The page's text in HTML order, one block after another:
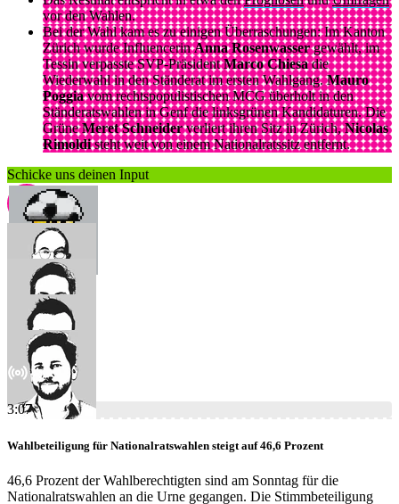
vor den Wahlen.
Bei der Wahl kam es zu einigen Überraschungen: Im Kanton
Zürich wurde InfluencerinAnna Rosenwassergewählt, im
Tessin verpasste SVP-PräsidentMarco Chiesadie
Wiederwahl in den Ständerat im ersten Wahlgang.Mauro
Poggiavom rechtspopulistischen MCG überholt in den
Ständeratswahlen in Genf die linksgrünen Kandidaturen. Die
GrüneMeret Schneiderverliert ihren Sitz in Zürich,Nicolas
Rimoldisteht weit von einem Nationalratssitz entfernt.
Schicke uns deinen Input
3:07
Wahlbeteiligung für Nationalratswahlen steigt auf 46,6 Prozent
46,6 Prozent der Wahlberechtigten sind am Sonntag für die
Nationalratswahlen an die Urne gegangen. Die Stimmbeteiligung